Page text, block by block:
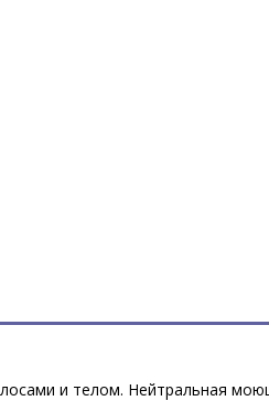
и телом. Нейтральная